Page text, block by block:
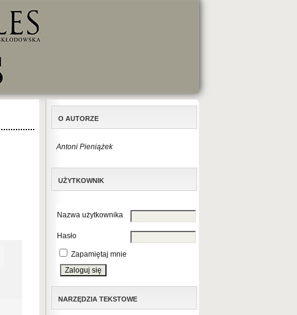
O AUTORZE
Antoni Pieniążek
UŻYTKOWNIK
Nazwa użytkownika
Hasło
Zapamiętaj mnie
NARZĘDZIA TEKSTOWE